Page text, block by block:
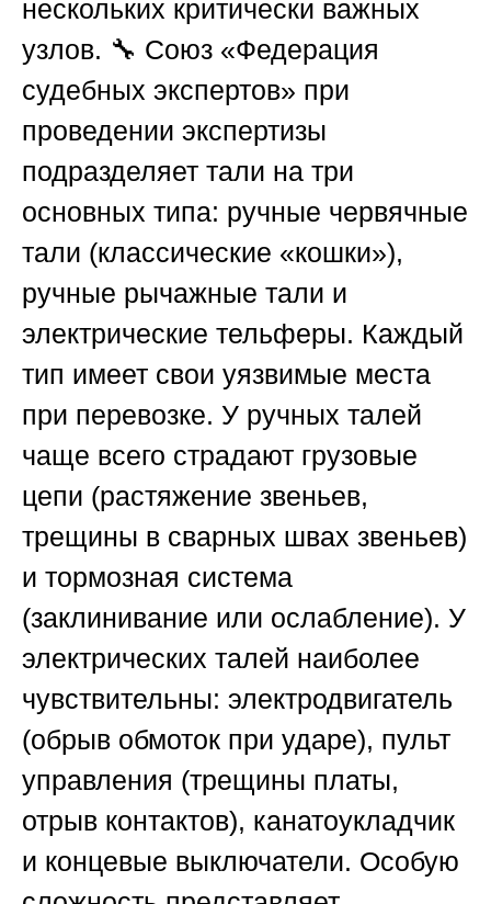
нескольких критически важных
узлов. 🔧 Союз «Федерация
судебных экспертов» при
проведении экспертизы
подразделяет тали на три
основных типа: ручные червячные
тали (классические «кошки»),
ручные рычажные тали и
электрические тельферы. Каждый
тип имеет свои уязвимые места
при перевозке. У ручных талей
чаще всего страдают грузовые
цепи (растяжение звеньев,
трещины в сварных швах звеньев)
и тормозная система
(заклинивание или ослабление). У
электрических талей наиболее
чувствительны: электродвигатель
(обрыв обмоток при ударе), пульт
управления (трещины платы,
отрыв контактов), канатоукладчик
и концевые выключатели. Особую